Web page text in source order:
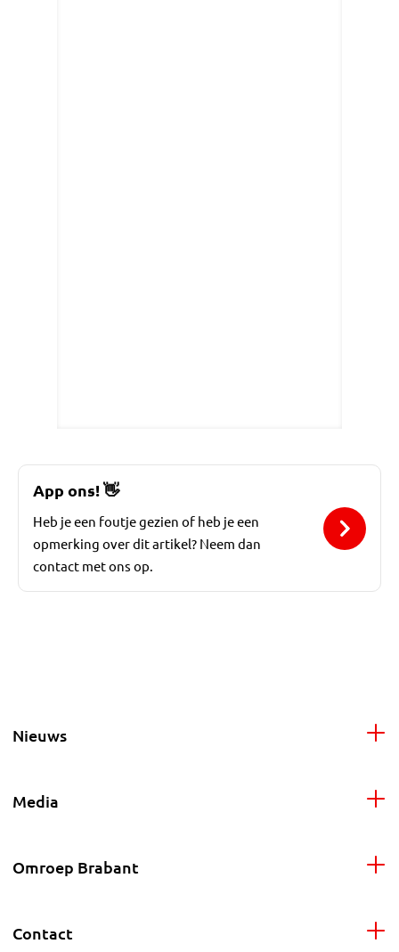
App ons!👋
Heb je een foutje gezien of heb je een
opmerking over dit artikel? Neem dan
contact met ons op.
Nieuws
Media
Omroep Brabant
Contact